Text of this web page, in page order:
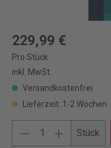
229,99 €
Pro Stück
inkl. MwSt.
Versandkostenfrei
Lieferzeit: 1-2 Wochen
Stück